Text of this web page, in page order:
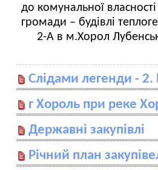
до комунальної власності
громади – будівлі
2-А в м.Хорол
Слідами легенди - 2.
г Хороль при реке
Державні закупівлі
Річний план